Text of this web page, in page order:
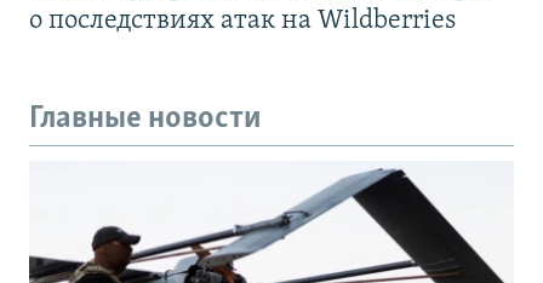
о последствиях атак на Wildberries
Главные новости